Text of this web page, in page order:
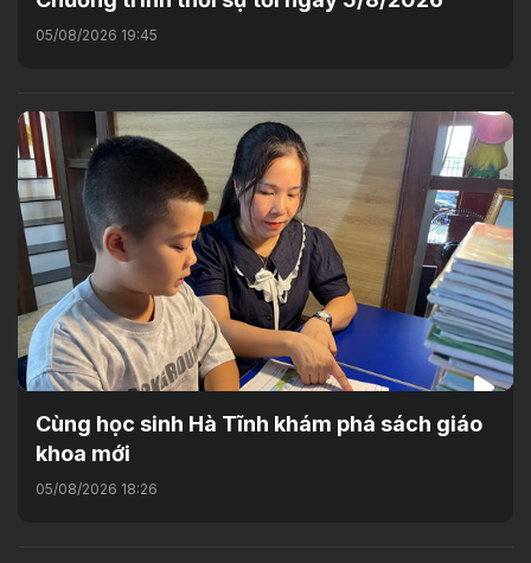
05/08/2026 19:45
Cùng học sinh Hà Tĩnh khám phá sách giáo
khoa mới
05/08/2026 18:26